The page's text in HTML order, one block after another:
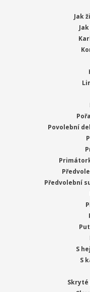
Jak
Povolební
Předvolební
S
S